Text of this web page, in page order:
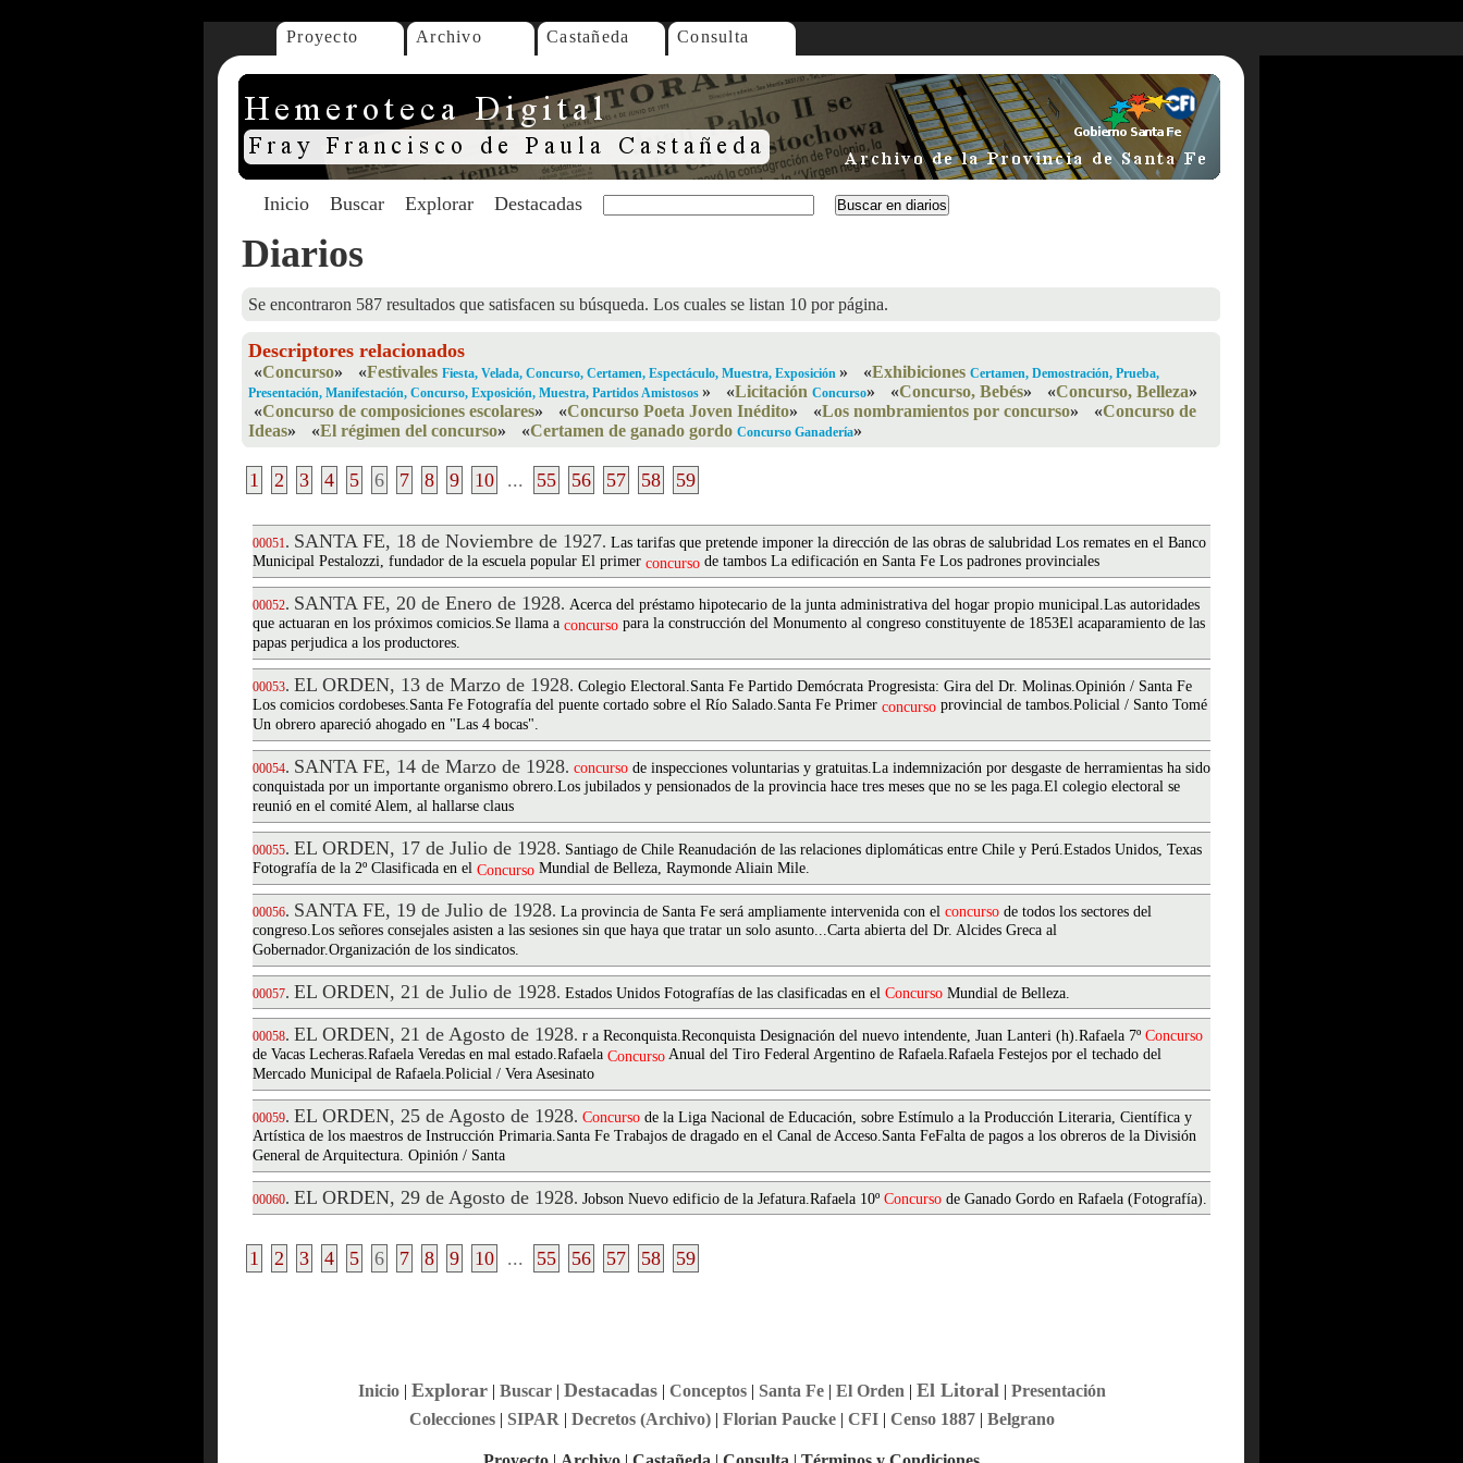
Proyecto Archivo Castañeda Consulta
Inicio Buscar Explorar Destacadas
Diarios
Se encontraron 587 resultados que satisfacen su búsqueda. Los cuales se listan 10 por página.
Descriptores relacionados
«Concurso» «Festivales Fiesta, Velada, Concurso, Certamen, Espectáculo, Muestra, Exposición » «Exhibiciones Certamen, Demostración, Prueba,
Presentación, Manifestación, Concurso, Exposición, Muestra, Partidos Amistosos » «Licitación Concurso» «Concurso, Bebés» «Concurso, Belleza»
«Concurso de composiciones escolares» «Concurso Poeta Joven Inédito» «Los nombramientos por concurso» «Concurso de
Ideas» «El régimen del concurso» «Certamen de ganado gordo Concurso Ganadería»
1 2 3 4 5 6 7 8 9 10 ... 55 56 57 58 59
00051. SANTA FE, 18 de Noviembre de 1927. Las tarifas que pretende imponer la dirección de las obras de salubridad Los remates en el Banco
Municipal Pestalozzi, fundador de la escuela popular El primer concurso de tambos La edificación en Santa Fe Los padrones provinciales
00052. SANTA FE, 20 de Enero de 1928. Acerca del préstamo hipotecario de la junta administrativa del hogar propio municipal.Las autoridades
que actuaran en los próximos comicios.Se llama a concurso para la construcción del Monumento al congreso constituyente de 1853El acaparamiento de las
papas perjudica a los productores.
00053. EL ORDEN, 13 de Marzo de 1928. Colegio Electoral.Santa Fe Partido Demócrata Progresista: Gira del Dr. Molinas.Opinión / Santa Fe
Los comicios cordobeses.Santa Fe Fotografía del puente cortado sobre el Río Salado.Santa Fe Primer concurso provincial de tambos.Policial / Santo Tomé
Un obrero apareció ahogado en "Las 4 bocas".
00054. SANTA FE, 14 de Marzo de 1928. concurso de inspecciones voluntarias y gratuitas.La indemnización por desgaste de herramientas ha sido
conquistada por un importante organismo obrero.Los jubilados y pensionados de la provincia hace tres meses que no se les paga.El colegio electoral se
reunió en el comité Alem, al hallarse claus
00055. EL ORDEN, 17 de Julio de 1928. Santiago de Chile Reanudación de las relaciones diplomáticas entre Chile y Perú.Estados Unidos, Texas
Fotografía de la 2º Clasificada en el Concurso Mundial de Belleza, Raymonde Aliain Mile.
00056. SANTA FE, 19 de Julio de 1928. La provincia de Santa Fe será ampliamente intervenida con el concurso de todos los sectores del
congreso.Los señores consejales asisten a las sesiones sin que haya que tratar un solo asunto...Carta abierta del Dr. Alcides Greca al
Gobernador.Organización de los sindicatos.
00057. EL ORDEN, 21 de Julio de 1928. Estados Unidos Fotografías de las clasificadas en el Concurso Mundial de Belleza.
00058. EL ORDEN, 21 de Agosto de 1928. r a Reconquista.Reconquista Designación del nuevo intendente, Juan Lanteri (h).Rafaela 7º Concurso
de Vacas Lecheras.Rafaela Veredas en mal estado.Rafaela Concurso Anual del Tiro Federal Argentino de Rafaela.Rafaela Festejos por el techado del
Mercado Municipal de Rafaela.Policial / Vera Asesinato
00059. EL ORDEN, 25 de Agosto de 1928. Concurso de la Liga Nacional de Educación, sobre Estímulo a la Producción Literaria, Científica y
Artística de los maestros de Instrucción Primaria.Santa Fe Trabajos de dragado en el Canal de Acceso.Santa FeFalta de pagos a los obreros de la División
General de Arquitectura. Opinión / Santa
00060. EL ORDEN, 29 de Agosto de 1928. Jobson Nuevo edificio de la Jefatura.Rafaela 10º Concurso de Ganado Gordo en Rafaela (Fotografía).
1 2 3 4 5 6 7 8 9 10 ... 55 56 57 58 59
Inicio| Explorar| Buscar| Destacadas| Conceptos| Santa Fe| El Orden | El Litoral | Presentación
Colecciones| SIPAR | Decretos (Archivo)| Florian Paucke| CFI| Censo 1887| Belgrano